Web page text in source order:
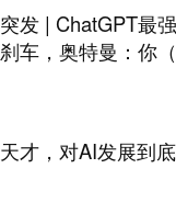
突发 | ChatGPT最
刹车，奥特曼：你
天才，对AI发展到